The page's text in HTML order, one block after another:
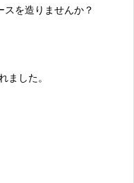
を造りませんか？
ました。